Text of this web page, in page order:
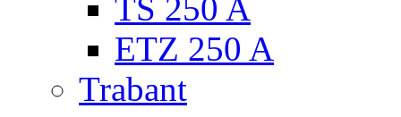
TS 250 A
ETZ 250 A
Trabant